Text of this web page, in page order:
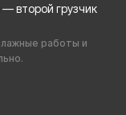
второй грузчик
работы и